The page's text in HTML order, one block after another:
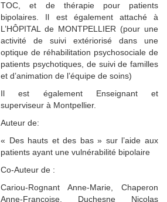
TOC, et de thérapie pour patients
bipolaires. Il est également attaché à
L’HÔPITAL de MONTPELLIER (pour une
activité de suivi extériorisé dans une
optique de réhabilitation psychosociale de
patients psychotiques, de suivi de familles
et d’animation de l’équipe de soins)
Il est également Enseignant et
superviseur à Montpellier.
Auteur de:
« Des hauts et des bas » sur l’aide aux
patients ayant une vulnérabilité bipolaire
Co-Auteur de :
Cariou-Rognant Anne-Marie, Chaperon
Anne-Françoise, Duchesne Nicolas